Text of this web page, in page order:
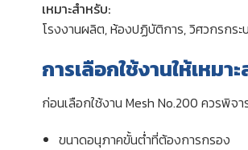
เหมาะสำหรับ:
โรงงานผลิต, ห้องปฏิบัติการ, วิศวกรกร
การเลือกใช้งานให้เหมา
ก่อนเลือกใช้งาน Mesh No.200 ควรพิจ
ขนาดอนุภาคขั้นต่ำที่ต้องการกรอง